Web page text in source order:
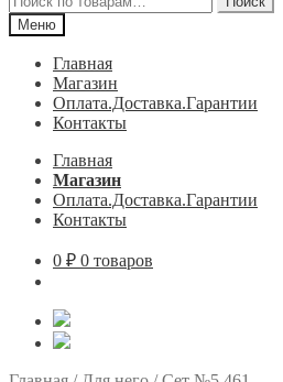
Меню
Главная
Магазин
Оплата.Доставка.Гарантии
Контакты
Главная
Магазин
Оплата.Доставка.Гарантии
Контакты
0 ₽ 0 товаров